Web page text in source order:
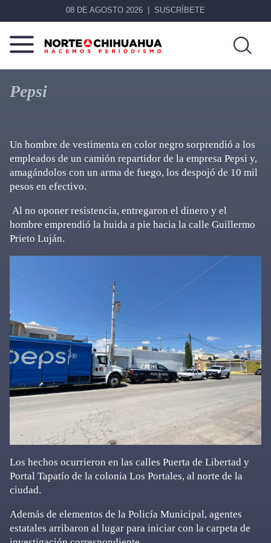
08 DE AGOSTO 2026 SUSCRÍBETE
Norte
De
Chihuahua
Más
que
noticias,
Pepsi
Un hombre de vestimenta en color negro sorprendió a los
empleados de un camión repartidor de la empresa Pepsi y,
amagándolos con un arma de fuego, los despojó de 10 mil
pesos en efectivo.
Al no oponer resistencia, entregaron el dinero y el
hombre emprendió la huida a pie hacia la calle Guillermo
Prieto Luján.
Los hechos ocurrieron en las calles Puerta de Libertad y
Portal Tapatío de la colonia Los Portales, al norte de la
ciudad.
Además de elementos de la Policía Municipal, agentes
estatales arribaron al lugar para iniciar con la carpeta de